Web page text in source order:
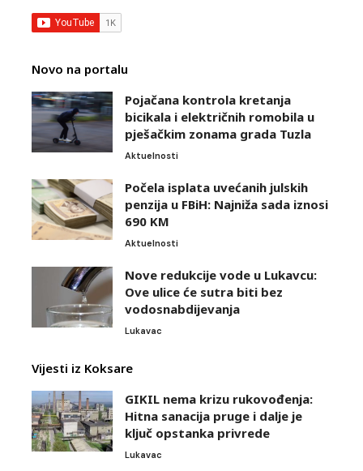
Novo na portalu
Pojačana kontrola kretanja
bicikala i električnih romobila u
pješačkim zonama grada Tuzla
Aktuelnosti
Počela isplata uvećanih julskih
penzija u FBiH: Najniža sada iznosi
690 KM
Aktuelnosti
Nove redukcije vode u Lukavcu:
Ove ulice će sutra biti bez
vodosnabdijevanja
Lukavac
Vijesti iz Koksare
GIKIL nema krizu rukovođenja:
Hitna sanacija pruge i dalje je
ključ opstanka privrede
Lukavac